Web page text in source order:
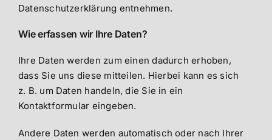
Datenschutzerklärung entnehmen.
Wie erfassen wir Ihre Daten?
Ihre Daten werden zum einen dadurch erhoben,
dass Sie uns diese mitteilen. Hierbei kann es sich
z. B. um Daten handeln, die Sie in ein
Kontaktformular eingeben.
Andere Daten werden automatisch oder nach Ihrer